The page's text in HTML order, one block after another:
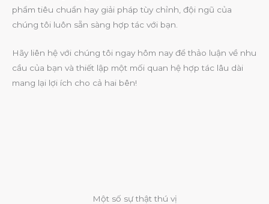
phẩm tiêu chuẩn hay giải pháp tùy chỉnh, đội ngũ của
chúng tôi luôn sẵn sàng hợp tác với bạn.
Hãy liên hệ với chúng tôi ngay hôm nay để thảo luận về nhu
cầu của bạn và thiết lập một mối quan hệ hợp tác lâu dài
mang lại lợi ích cho cả hai bên!
Một số sự thật thú vị